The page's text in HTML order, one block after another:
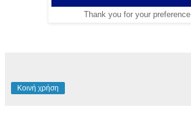
Thank you for your preference
Κοινή χρήση